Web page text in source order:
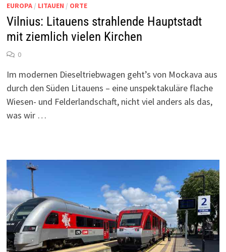
EUROPA/ LITAUEN / ORTE
Vilnius: Litauens strahlende Hauptstadt
mit ziemlich vielen Kirchen
0
Im modernen Dieseltriebwagen geht’s von Mockava aus
durch den Süden Litauens – eine unspektakuläre flache
Wiesen- und Felderlandschaft, nicht viel anders als das,
was wir …